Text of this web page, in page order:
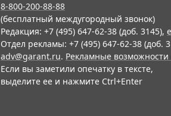
8-800-200-88-88
(бесплатный междугородный звонок)
Редакция: +7 (495) 647-62-38 (доб. 3145),
Отдел рекламы: +7 (495) 647-62-38 (доб.
adv@garant.ru. Рекламные возможности
Если вы заметили опечатку в тексте,
выделите ее и нажмите Ctrl+Enter